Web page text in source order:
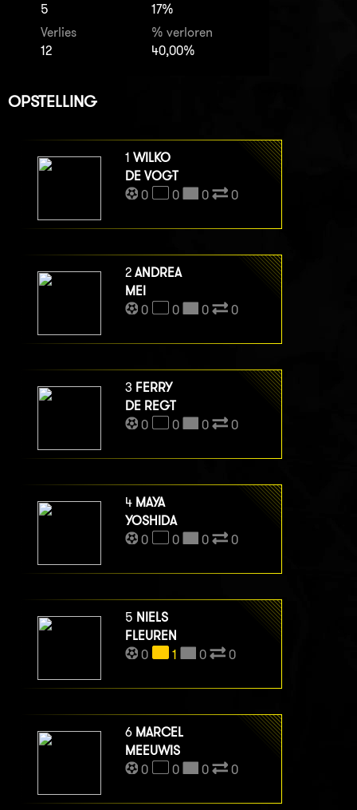
5
17%
Verlies
12
% verloren
40,00%
OPSTELLING
1 WILKO
DE VOGT
0
0 0 0
2 ANDREA
MEI
0
0 0 0
3 FERRY
DE REGT
0
0 0 0
4 MAYA
YOSHIDA
0
0 0 0
5 NIELS
FLEUREN
0
1 0 0
6 MARCEL
MEEUWIS
0
0 0 0